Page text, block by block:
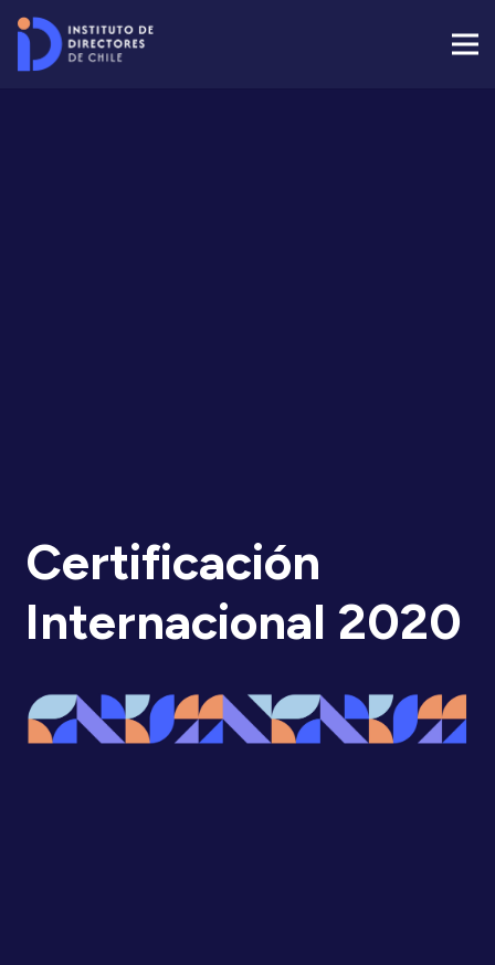
Certificación
Internacional 2020